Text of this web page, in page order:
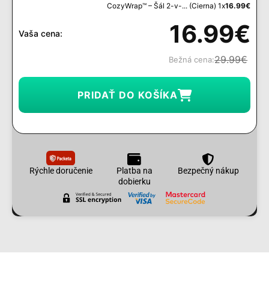
CozyWrap™ – Šál 2-v-... (Cierna) 1x16.99€
Vaša cena: 16.99€
Bežná cena:29.99€
PRIDAŤ DO KOŠÍKA
Rýchle doručenie
Platba na
dobierku
Bezpečný nákup